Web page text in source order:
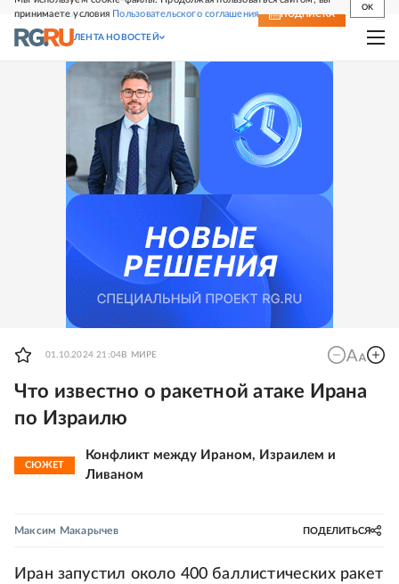
принимаете условия Пользовательского соглашения
OK
СВЕЖИЙ НОМЕР ПОДПИСКА
ЛЕНТА НОВОСТЕЙ
01.10.2024 21:04 В МИРЕ
Что известно о ракетной атаке Ирана
по Израилю
СЮЖЕТ
Конфликт между Ираном, Израилем и
Ливаном
Максим Макарычев ПОДЕЛИТЬСЯ
Иран запустил около 400 баллистических ракет